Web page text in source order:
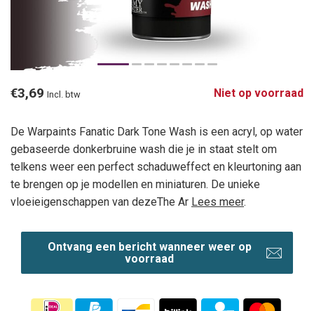
€3,69 Incl. btw Niet op voorraad
De Warpaints Fanatic Dark Tone Wash is een acryl, op water
gebaseerde donkerbruine wash die je in staat stelt om
telkens weer een perfect schaduweffect en kleurtoning aan
te brengen op je modellen en miniaturen. De unieke
vloeieigenschappen van dezeThe Ar Lees meer.
Ontvang een bericht wanneer weer op
voorraad